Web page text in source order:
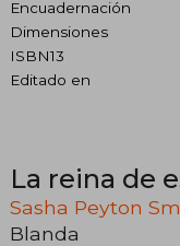
Encuadernación
Dimensiones
ISBN13
Editado en
La reina de
Sasha Peyton
Blanda